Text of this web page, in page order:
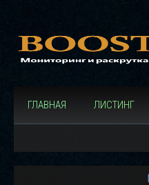
ГЛАВНАЯ ЛИСТИНГ